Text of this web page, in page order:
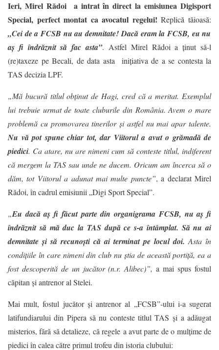
Ieri, Mirel Rădoi a intrat în direct la emisiunea Digisport
Special, perfect montat ca avocatul regelui! Replică tăioasă:
„Cei de a FCSB nu au demnitate! Dacă eram la FCSB, eu nu
aş fi îndrăznit să fac asta”. Astfel Mirel Rădoi a ținut să-l
(re)taxeze pe Becali, de data asta iniţiativa de a se contesta la
TAS decizia LPF.
„Mă bucură titlul obţinut de Hagi, cred că a meritat. Exemplul
lui trebuie urmat de toate cluburile din România. Avem o mare
problemă cu promovarea tinerilor şi astfel nu mai apar talente.
Nu vă pot spune chiar tot, dar Viitorul a avut o grămadă de
piedici. Ca atare, nu are nimeni cum să conteste titlul, indiferent
că mergem la TAS sau unde ne ducem. Oricum am încerca să o
dăm, tot Viitorul a adunat mai multe puncte”, a declarat Mirel
Rădoi, în cadrul emisiunii „Digi Sport Special”.
„Eu dacă aş fi făcut parte din organigrama FCSB, nu aş fi
îndrăznit să mă duc la TAS după ce s-a întâmplat. Să nu ai
demnitate şi să recunoşti că ai terminat pe locul doi. Asta în
condiţiile în care nimeni din club nu ştia de această portiţă, ea a
fost descoperită de un jucător (n.r. Alibec)”, a mai spus fostul
căpitan și antrenor al Stelei.
Mai mult, fostul jucător şi antrenor al „FCSB”-ului i-a sugerat
latifundiarului din Pipera să nu conteste titlul TAS și a adăugat
misterios, fără să detalieze, că regele a avut parte de o mulțime de
piedici în calea către primul trofeu din istoria clubului: